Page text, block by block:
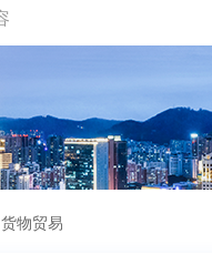
货物贸易